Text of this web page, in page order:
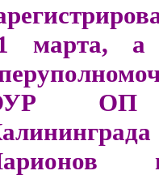
марта, а